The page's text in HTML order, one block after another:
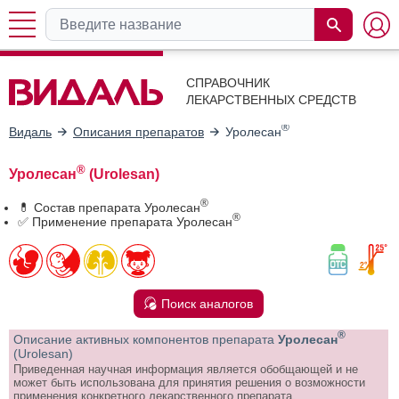
СПРАВОЧНИК
ЛЕКАРСТВЕННЫХ СРЕДСТВ
Видаль Описания препаратов Уролесан®
Уролесан® (Urolesan)
💊 Состав препарата Уролесан®
✅ Применение препарата Уролесан®
Поиск аналогов
Описание активных компонентов препарата Уролесан®
(Urolesan)
Приведенная научная информация является обобщающей и не
может быть использована для принятия решения о возможности
применения конкретного лекарственного препарата.